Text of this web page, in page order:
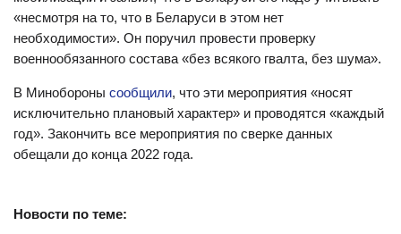
«несмотря на то, что в Беларуси в этом нет
необходимости». Он поручил провести проверку
военнообязанного состава «без всякого гвалта, без шума».
В Минобороны сообщили, что эти мероприятия «носят
исключительно плановый характер» и проводятся «каждый
год». Закончить все мероприятия по сверке данных
обещали до конца 2022 года.
Новости по теме: